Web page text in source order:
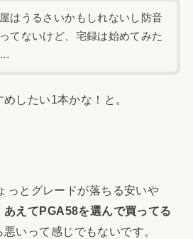
はうるさいかもしれないし防音
てないけど、宅録は始めてみた
…
したい1本かな！と。
っとグレードが落ちる安いや
あえてPGA58を選んで買ってる
悪いって感じでもないです。